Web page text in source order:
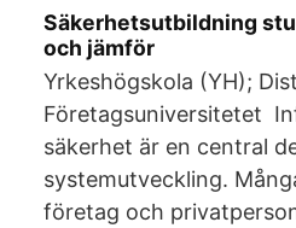
Säkerhetsutbildning
och jämför
Yrkeshögskola (YH);
Företagsuniversitetet
säkerhet är en central
systemutveckling.
företag och